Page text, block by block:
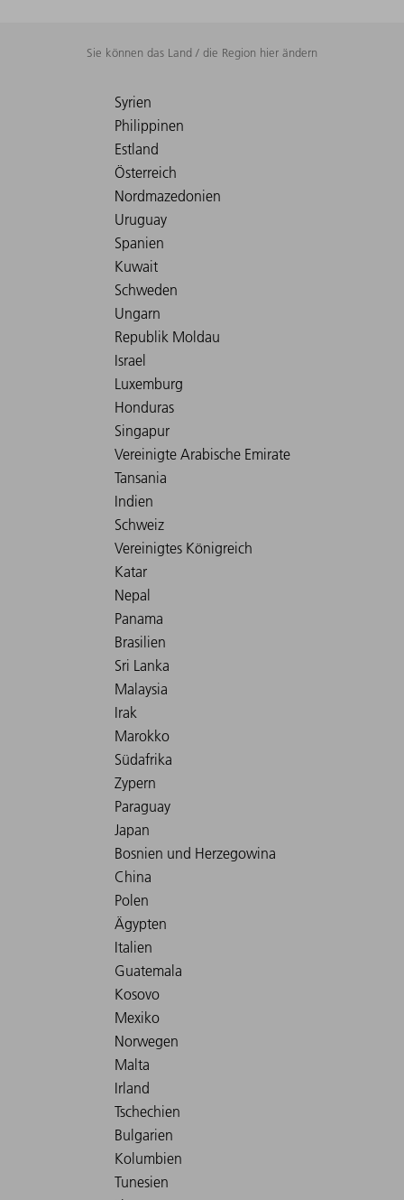
Sie können das Land / die Region hier ändern